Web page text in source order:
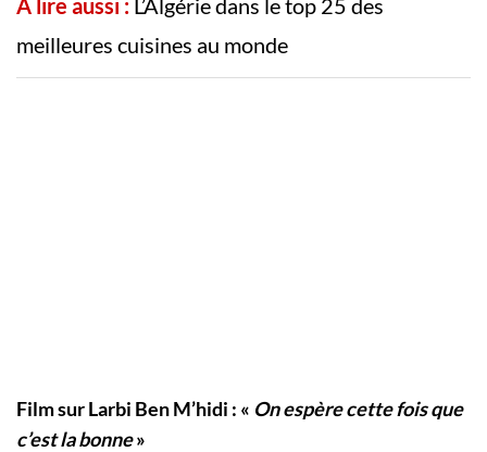
meilleures cuisines au monde
Film sur Larbi Ben M’hidi : « On espère cette fois que
c’est la bonne»